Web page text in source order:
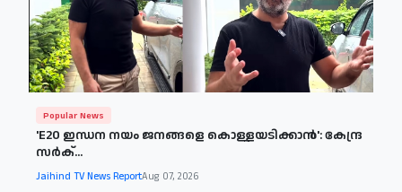
Popular News
'E20 ഇന്ധന നയം ജനങ്ങളെ കൊള്ളയടിക്കാന്‍': കേന്ദ്ര
സര്‍ക്...
Jaihind TV News ReportAug 07, 2026